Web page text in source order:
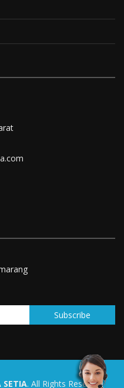
SETIA. All Rights Reserved